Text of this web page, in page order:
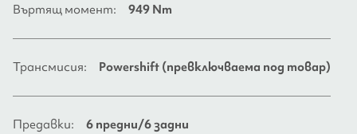
Въртящ момент: 949 Nm
Трансмисия: Powershift (превключваема под товар)
Предавки: 6 предни/6 задни